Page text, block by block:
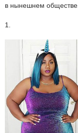
в нынешнем обществе.
1.